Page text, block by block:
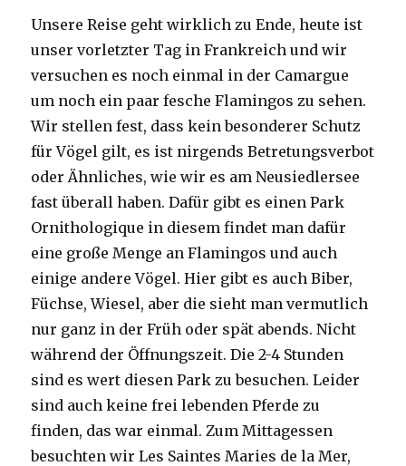
Unsere Reise geht wirklich zu Ende, heute ist
unser vorletzter Tag in Frankreich und wir
versuchen es noch einmal in der Camargue
um noch ein paar fesche Flamingos zu sehen.
Wir stellen fest, dass kein besonderer Schutz
für Vögel gilt, es ist nirgends Betretungsverbot
oder Ähnliches, wie wir es am Neusiedlersee
fast überall haben. Dafür gibt es einen Park
Ornithologique in diesem findet man dafür
eine große Menge an Flamingos und auch
einige andere Vögel. Hier gibt es auch Biber,
Füchse, Wiesel, aber die sieht man vermutlich
nur ganz in der Früh oder spät abends. Nicht
während der Öffnungszeit. Die 2-4 Stunden
sind es wert diesen Park zu besuchen. Leider
sind auch keine frei lebenden Pferde zu
finden, das war einmal. Zum Mittagessen
besuchten wir Les Saintes Maries de la Mer,